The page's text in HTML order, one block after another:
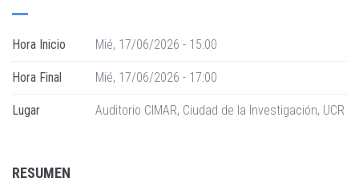
Hora Inicio Mié, 17/06/2026 - 15:00
Hora Final Mié, 17/06/2026 - 17:00
Lugar Auditorio CIMAR, Ciudad de la Investigación, UCR
RESUMEN